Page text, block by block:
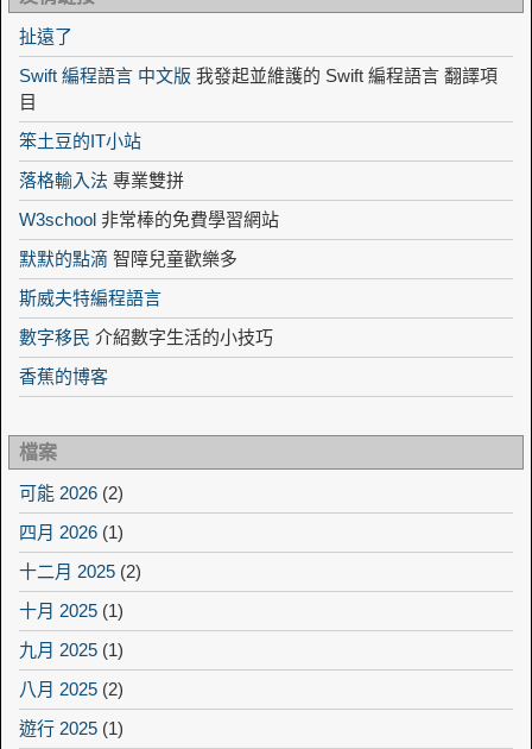
扯遠了
Swift 編程語言 中文版 我發起並維護的 Swift 編程語言 翻譯項
目
笨土豆的IT小站
落格輸入法 專業雙拼
W3school 非常棒的免費學習網站
默默的點滴 智障兒童歡樂多
斯威夫特編程語言
數字移民 介紹數字生活的小技巧
香蕉的博客
檔案
可能 2026 (2)
四月 2026 (1)
十二月 2025 (2)
十月 2025 (1)
九月 2025 (1)
八月 2025 (2)
遊行 2025 (1)